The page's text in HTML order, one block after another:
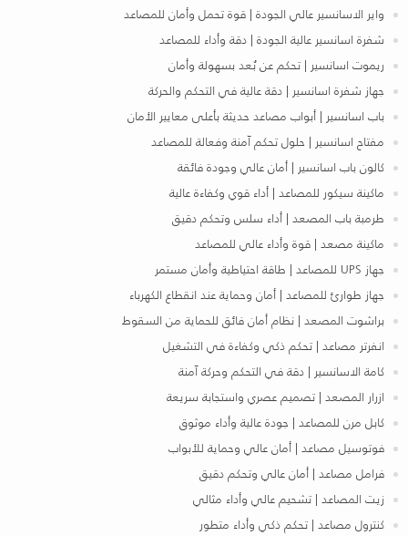
واير الاسانسير عالي الجودة | قوة تحمل وأمان للمصاعد
شفرة اسانسير عالية الجودة | دقة وأداء للمصاعد
ريموت اسانسير | تحكم عن بُعد بسهولة وأمان
جهاز شفرة اسانسير | دقة عالية في التحكم والحركة
باب اسانسير | أبواب مصاعد حديثة بأعلى معايير الأمان
مفتاح اسانسير | حلول تحكم آمنة وفعالة للمصاعد
كالون باب اسانسير | أمان عالي وجودة فائقة
ماكينة سيكور للمصاعد | أداء قوي وكفاءة عالية
طرمبة باب المصعد | أداء سلس وتحكم دقيق
ماكينة مصعد | قوة وأداء عالي للمصاعد
جهاز UPS للمصاعد | طاقة احتياطية وأمان مستمر
جهاز طوارئ للمصاعد | أمان وحماية عند انقطاع الكهرباء
براشوت المصعد | نظام أمان فائق للحماية من السقوط
انفرتر مصاعد | تحكم ذكي وكفاءة في التشغيل
كامة الاسانسير | دقة في التحكم وحركة آمنة
ازرار المصعد | تصميم عصري واستجابة سريعة
كابل مرن للمصاعد | جودة عالية وأداء موثوق
فوتوسيل مصاعد | أمان عالي وحماية للأبواب
فرامل مصاعد | أمان عالي وتحكم دقيق
زيت المصاعد | تشحيم عالي وأداء مثالي
كنترول مصاعد | تحكم ذكي وأداء متطور